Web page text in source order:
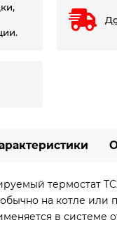
термостат
на котле или
в системе